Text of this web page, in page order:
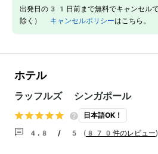
出発日の31日前まで無料でキャンセル
除く） キャンセルポリシーはこちら。
ホテル
ラッフルズ シンガポール
日本語OK！
4.8 / 5 ( 870件のレビュー)